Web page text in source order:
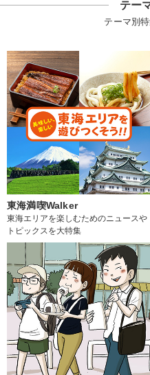
テー
テーマ別
東海満喫Walker
東海エリアを楽しむためのニュースや
トピックスを大特集